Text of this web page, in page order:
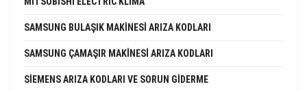
SAMSUNG BULAŞIK MAKINESI ARIZA KODLARI
SAMSUNG ÇAMAŞIR MAKINESI ARIZA KODLARI
SIEMENS ARIZA KODLARI VE SORUN GIDERME